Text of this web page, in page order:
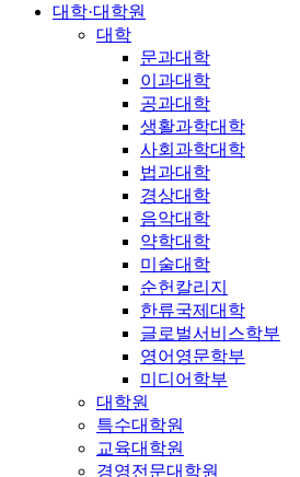
대학·대학원
대학
문과대학
이과대학
공과대학
생활과학대학
사회과학대학
법과대학
경상대학
음악대학
약학대학
미술대학
순헌칼리지
한류국제대학
글로벌서비스학부
영어영문학부
미디어학부
대학원
특수대학원
교육대학원
경영전문대학원